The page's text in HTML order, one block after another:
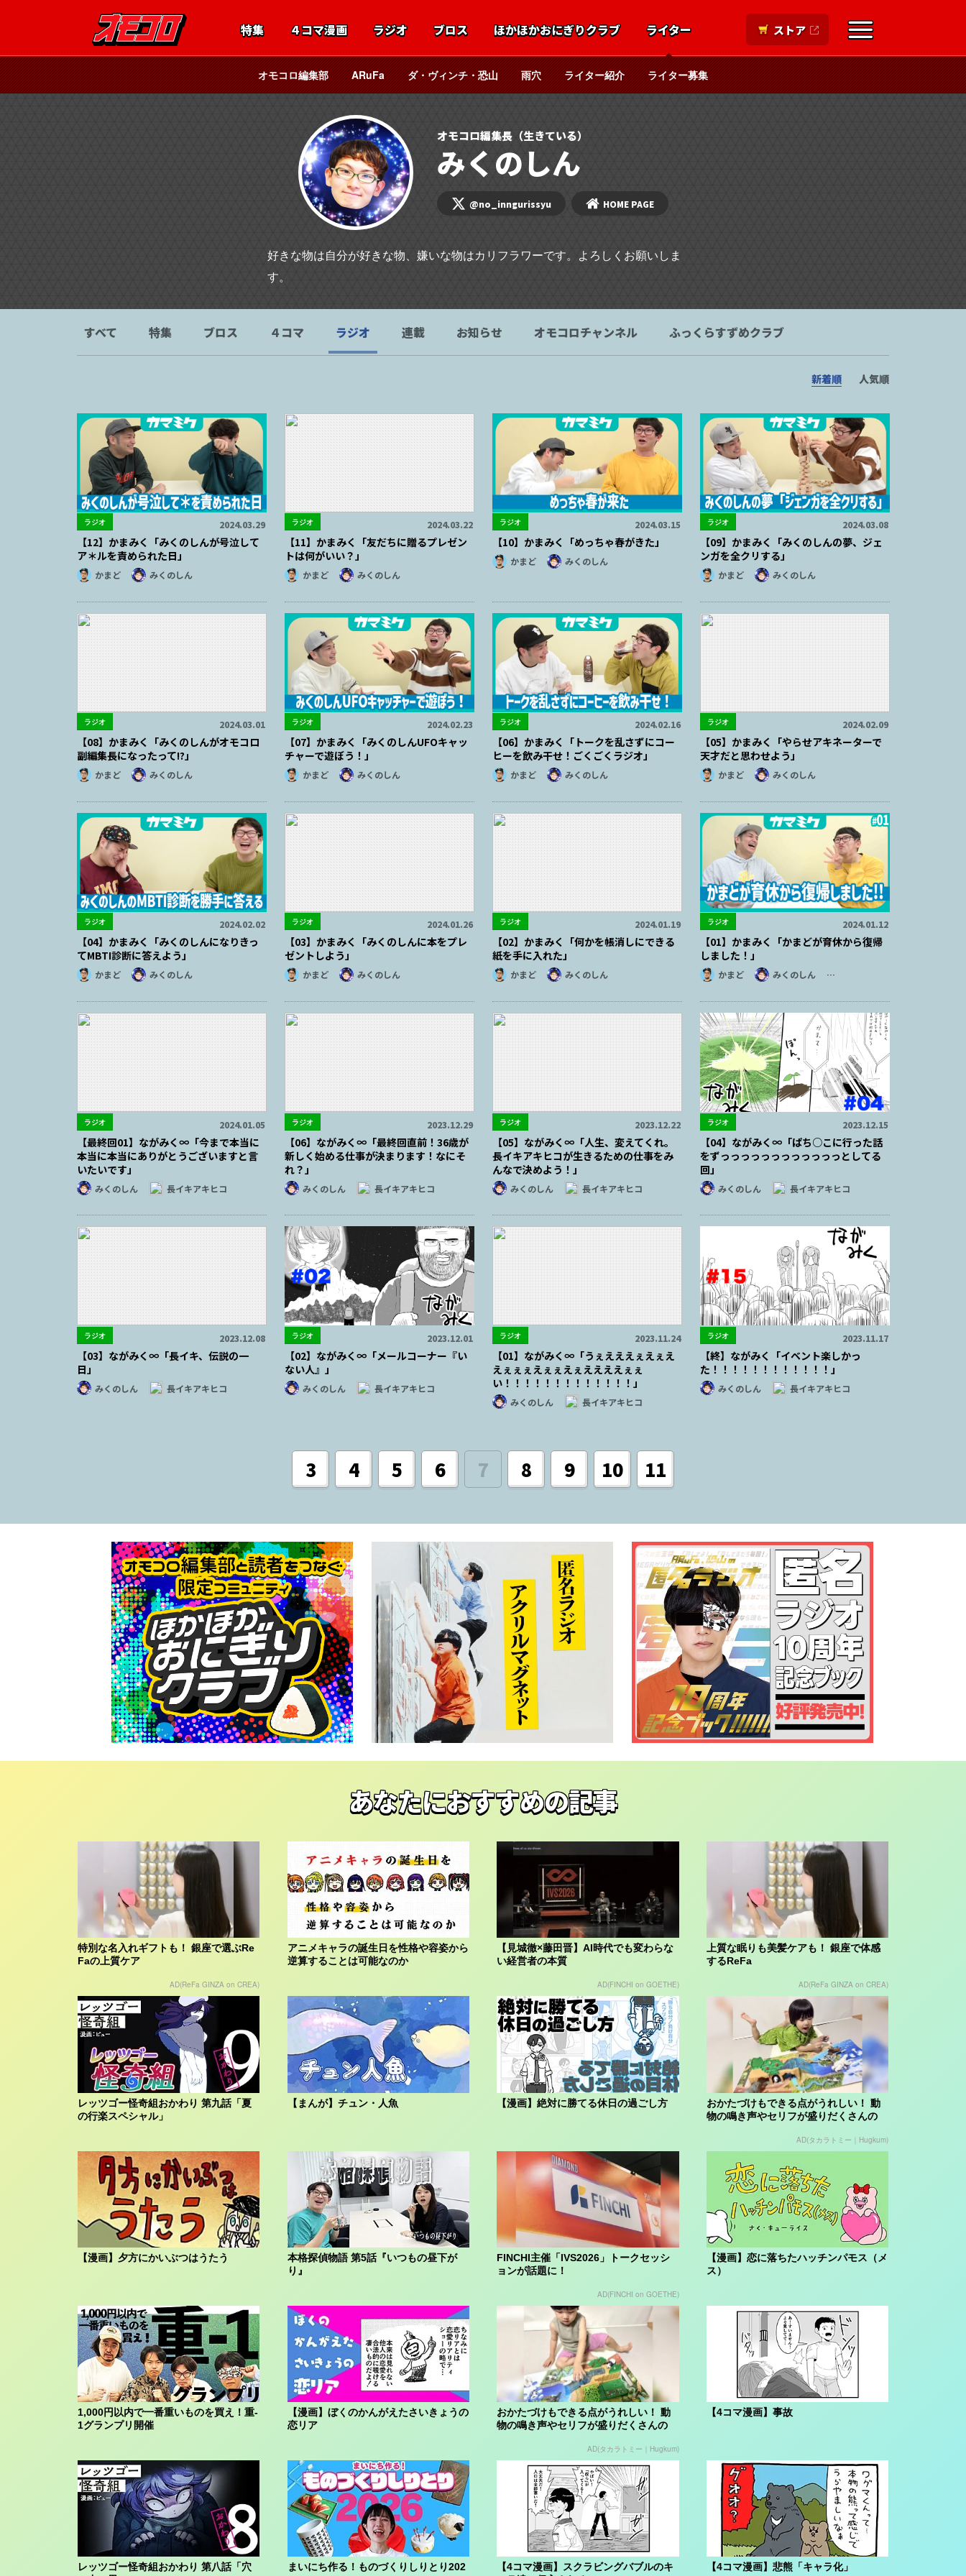
特集 ４コマ漫画 ラジオ ブロス ほかほかおにぎりクラブ ライター ストア
オモコロ編集部 ARuFa ダ・ヴィンチ・恐山 雨穴 ライター紹介 ライター募集
オモコロ編集長（生きている）
みくのしん
@no_inngurissyu HOME PAGE
好きな物は自分が好きな物、嫌いな物はカリフラワーです。よろしくお願いしま
す。
すべて 特集 ブロス ４コマ ラジオ 連載 お知らせ オモコロチャンネル ふっくらすずめクラブ
新着順 人気順
ラジオ 2024.03.29
【12】かまみく「みくのしんが号泣して
ア＊ルを責められた日」
かまど みくのしん
ラジオ 2024.03.22
【11】かまみく「友だちに贈るプレゼン
トは何がいい？」
かまど みくのしん
ラジオ 2024.03.15
【10】かまみく「めっちゃ春がきた」
かまど みくのしん
ラジオ 2024.03.08
【09】かまみく「みくのしんの夢、ジェ
ンガを全クリする」
かまど みくのしん
ラジオ 2024.03.01
【08】かまみく「みくのしんがオモコロ
副編集長になったって!?」
かまど みくのしん
ラジオ 2024.02.23
【07】かまみく「みくのしんUFOキャッ
チャーで遊ぼう！」
かまど みくのしん
ラジオ 2024.02.16
【06】かまみく「トークを乱さずにコー
ヒーを飲み干せ！ごくごくラジオ」
かまど みくのしん
ラジオ 2024.02.09
【05】かまみく「やらせアキネーターで
天才だと思わせよう」
かまど みくのしん
ラジオ 2024.02.02
【04】かまみく「みくのしんになりきっ
てMBTI診断に答えよう」
かまど みくのしん
ラジオ 2024.01.26
【03】かまみく「みくのしんに本をプレ
ゼントしよう」
かまど みくのしん
ラジオ 2024.01.19
【02】かまみく「何かを帳消しにできる
紙を手に入れた」
かまど みくのしん
ラジオ 2024.01.12
【01】かまみく「かまどが育休から復帰
しました！」
かまど みくのしん …
ラジオ 2024.01.05
【最終回01】ながみく∞「今まで本当に
本当に本当にありがとうございますと言
いたいです」
みくのしん 長イキアキヒコ
ラジオ 2023.12.29
【06】ながみく∞「最終回直前！36歳が
新しく始める仕事が決まります！なにそ
れ？」
みくのしん 長イキアキヒコ
ラジオ 2023.12.22
【05】ながみく∞「人生、変えてくれ。
長イキアキヒコが生きるための仕事をみ
んなで決めよう！」
みくのしん 長イキアキヒコ
ラジオ 2023.12.15
【04】ながみく∞「ぱち○こに行った話
をずっっっっっっっっっっっっとしてる
回」
みくのしん 長イキアキヒコ
ラジオ 2023.12.08
【03】ながみく∞「長イキ、伝説の一
日」
みくのしん 長イキアキヒコ
ラジオ 2023.12.01
【02】ながみく∞「メールコーナー『い
ない人』」
みくのしん 長イキアキヒコ
ラジオ 2023.11.24
【01】ながみく∞「うぇえええぇえぇえ
えぇぇぇえぇぇえぇええええぇぇ
い！！！！！！！！！！！！！」
みくのしん 長イキアキヒコ
ラジオ 2023.11.17
【終】ながみく「イベント楽しかっ
た！！！！！！！！！！！！」
みくのしん 長イキアキヒコ
3 4 5 6 7 8 9 10 11
あなたにおすすめの記事
特別な名入れギフトも！ 銀座で選ぶRe
Faの上質ケア
AD(ReFa GINZA on CREA)
アニメキャラの誕生日を性格や容姿から
逆算することは可能なのか
【見城徹×藤田晋】AI時代でも変わらな
い経営者の本質
AD(FINCHI on GOETHE)
上質な眠りも美髪ケアも！ 銀座で体感
するReFa
AD(ReFa GINZA on CREA)
レッツゴー怪奇組おかわり 第九話「夏
の行楽スペシャル」
【まんが】チュン・人魚 【漫画】絶対に勝てる休日の過ごし方
おかたづけもできる点がうれしい！ 動
物の鳴き声やセリフが盛りだくさんの
AD(タカラトミー｜Hugkum)
【漫画】夕方にかいぶつはうたう
本格探偵物語 第5話『いつもの昼下が
り』
FINCHI主催「IVS2026」トークセッシ
ョンが話題に！
AD(FINCHI on GOETHE)
【漫画】恋に落ちたハッチンパモス（メ
ス）
1,000円以内で一番重いものを買え！重-
1グランプリ開催
【漫画】ぼくのかんがえたさいきょうの
恋リア
おかたづけもできる点がうれしい！ 動
物の鳴き声やセリフが盛りだくさんの
AD(タカラトミー｜Hugkum)
【4コマ漫画】事故
レッツゴー怪奇組おかわり 第八話「穴
まいにち作る！ものづくりしりとり202
【4コマ漫画】スクラビングバブルのキ
【4コマ漫画】悲熊「キャラ化」